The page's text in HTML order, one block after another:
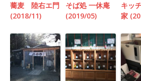
蕎麦 陸右エ門
(2018/11)
そば処 一休庵
(2019/05)
キッ
家